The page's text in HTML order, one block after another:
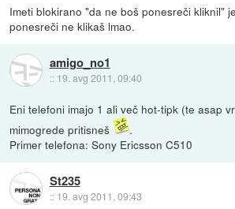
Imeti blokirano "da ne boš ponesreči kliknil"
ponesreči ne klikaš lmao.
amigo_no1
:: 19. avg 2011, 09:40
Eni telefoni imajo 1 ali več hot-tipk (te asap
mimogrede pritisneš
.
Primer telefona: Sony Ericsson C510
St235
:: 19. avg 2011, 09:43